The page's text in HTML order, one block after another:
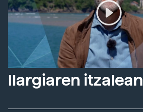
Ilargiaren itzalean